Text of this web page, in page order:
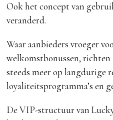
Ook het concept van
veranderd.
Waar aanbieders vroeger
welkomstbonussen,
steeds meer op langdurige
loyaliteitsprogramma’s en
De VIP-structuur van